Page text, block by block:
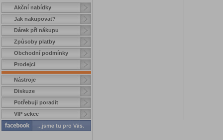
Akční nabídky
Jak nakupovat?
Dárek při nákupu
Způsoby platby
Obchodní podmínky
Prodejci
Nástroje
Diskuze
Potřebuji poradit
VIP sekce